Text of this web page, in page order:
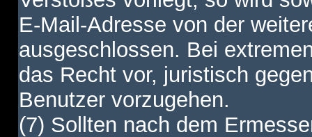
E-Mail-Adresse von der
ausgeschlossen. Bei
das Recht vor, juristisch
Benutzer vorzugehen.
(7) Sollten nach dem